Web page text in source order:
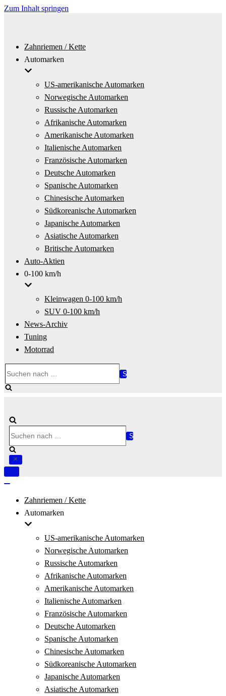
Zum Inhalt springen
Zahnriemen / Kette
Automarken
US-amerikanische Automarken
Norwegische Automarken
Russische Automarken
Afrikanische Automarken
Amerikanische Automarken
Italienische Automarken
Französische Automarken
Deutsche Automarken
Spanische Automarken
Chinesische Automarken
Südkoreanische Automarken
Japanische Automarken
Asiatische Automarken
Britische Automarken
Auto-Aktien
0-100 km/h
Kleinwagen 0-100 km/h
SUV 0-100 km/h
News-Archiv
Tuning
Motorrad
nach …
nach …
Navigation
Zahnriemen / Kette
Automarken
US-amerikanische Automarken
Norwegische Automarken
Russische Automarken
Afrikanische Automarken
Amerikanische Automarken
Italienische Automarken
Französische Automarken
Deutsche Automarken
Spanische Automarken
Chinesische Automarken
Südkoreanische Automarken
Japanische Automarken
Asiatische Automarken